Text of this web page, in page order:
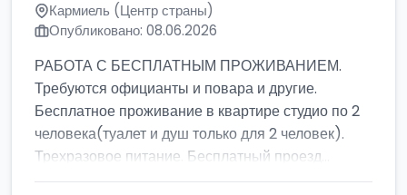
Кармиель (Центр страны)
Опубликовано: 08.06.2026
РАБОТА С БЕСПЛАТНЫМ ПРОЖИВАНИЕМ.
Требуются официанты и повара и другие.
Бесплатное проживание в квартире студио по 2
человека(туалет и душ только для 2 человек).
Трехразовое питание. Бесплатный проезд...